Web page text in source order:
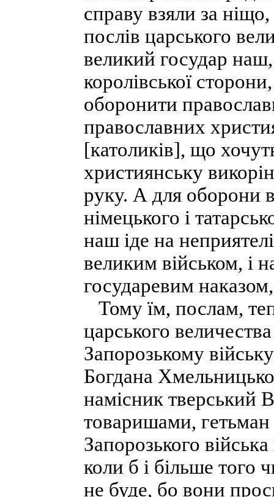
справу взяли за
послів царського
великий государ
королівської
оборонити
православних
[католиків], що
християнську
руку. А для оборони
німецького і
наш іде на
великим військом, і
государевим
Тому їм, послам,
царського
Запорозькому
Богдана
намісник тверський
товаришами,
Запорозького
коли б і більше того
не буде, бо вони